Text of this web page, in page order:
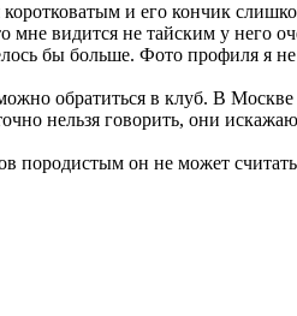
и его кончик
мне видится не тайским у него
бы больше. Фото профиля я не
обратиться в клуб. В
нельзя говорить, они
породистым он не может